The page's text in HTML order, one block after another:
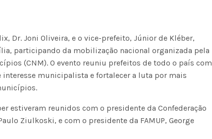
Dr. Joni Oliveira, e o vice-prefeito, Júnior de Kléber,
participando da mobilização nacional organizada pela
(CNM). O evento reuniu prefeitos de todo o país com
municipalista e fortalecer a luta por mais
estiveram reunidos com o presidente da Confederação
Ziulkoski, e com o presidente da FAMUP, George